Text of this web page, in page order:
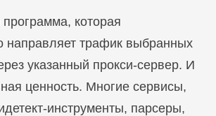
которая
направляет трафик выбранных
указанный прокси-сервер. И
ценность. Многие сервисы,
инструменты, парсеры,